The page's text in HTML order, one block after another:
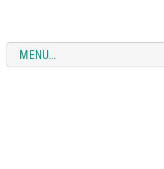
MENU...